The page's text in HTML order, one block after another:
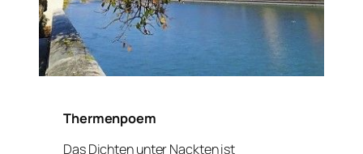
Thermenpoem
Das Dichten unter Nackten ist